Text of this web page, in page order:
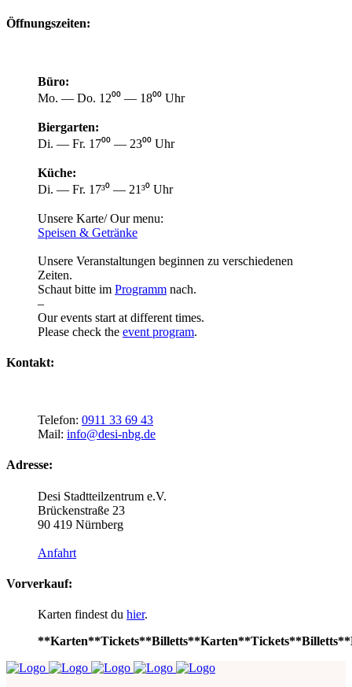
Öffnungszeiten:
Büro:
Mo. — Do. 12⁰⁰ — 18⁰⁰ Uhr
Biergarten:
Di. — Fr. 17⁰⁰ — 23⁰⁰ Uhr
Küche:
Di. — Fr. 17³⁰ — 21³⁰ Uhr
Unsere Karte/ Our menu:
Speisen & Getränke
Unsere Veranstaltungen beginnen zu verschiedenen
Zeiten.
Schaut bitte im Programm nach.
–
Our events start at different times.
Please check the event program.
Kontakt:
Telefon: 0911 33 69 43
Mail: info@desi-nbg.de
Adresse:
Desi Stadtteilzentrum e.V.
Brückenstraße 23
90 419 Nürnberg
Anfahrt
Vorverkauf:
Karten findest du hier.